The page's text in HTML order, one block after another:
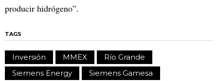
producir hidrógeno”.
TAGS
Inversión MMEX
Río Grande
Siemens Energy
Siemens Gamesa